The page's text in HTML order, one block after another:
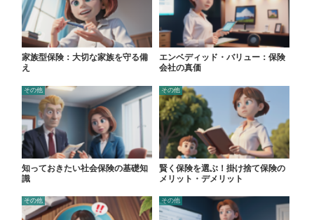
家族型保険：大切な家族を守る備
え
エンベディッド・バリュー：保険
会社の真価
その他
知っておきたい社会保険の基礎知
識
その他
賢く保険を選ぶ！掛け捨て保険の
メリット・デメリット
その他 その他